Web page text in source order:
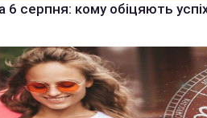
6 серпня: кому обіцяють